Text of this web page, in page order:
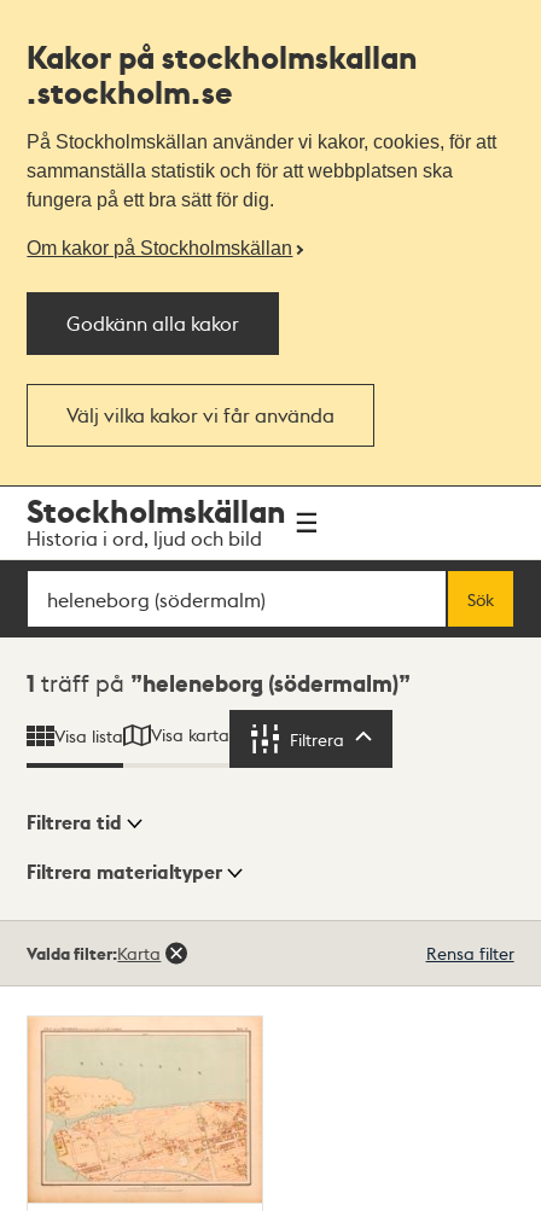
Kakor på stockholmskallan
.stockholm.se
På Stockholmskällan använder vi kakor, cookies, för att
sammanställa statistik och för att webbplatsen ska
fungera på ett bra sätt för dig.
Om kakor på Stockholmskällan
Godkänn alla kakor
Välj vilka kakor vi får använda
navigationen
huvudinnehållet
Stockholmskällan
Historia i ord, ljud och bild
Sök
Sök
Sökresultat
1 träff på heleneborg (södermalm)
Visa lista Visa karta Filtrera
Visningsläge
Filtrera tid
Filtrera materialtyper
träffar
Valda filter:Karta Rensa filter